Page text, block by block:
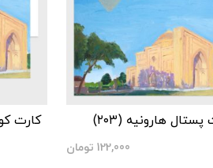
هارونیه (۲۰۳)
122,000 تومان
کارت